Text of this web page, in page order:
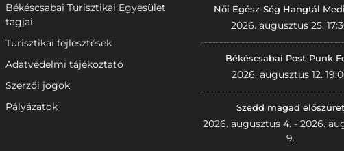
Békéscsabai Turisztikai Egyesület
tagjai
Turisztikai fejlesztések
Adatvédelmi tájékoztató
Szerzői jogok
Pályázatok
Női Egész-Ség Hangtál
2026. augusztus 25.
Békéscsabai Post-Punk
2026. augusztus 12.
Szedd magad előszüret
2026. augusztus 4. - 2026.
9.